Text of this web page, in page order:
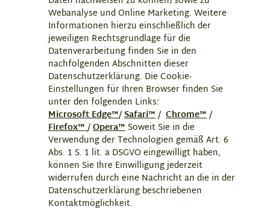
Webanalyse und Online Marketing. Weitere
Informationen hierzu einschließlich der
jeweiligen Rechtsgrundlage für die
Datenverarbeitung finden Sie in den
nachfolgenden Abschnitten dieser
Datenschutzerklärung. Die Cookie-
Einstellungen für Ihren Browser finden Sie
unter den folgenden Links:
Microsoft Edge™/Safari™/ Chrome™/
Firefox™/Opera™ Soweit Sie in die
Verwendung der Technologien gemäß Art. 6
Abs. 1 S. 1 lit. a DSGVO eingewilligt haben,
können Sie Ihre Einwilligung jederzeit
widerrufen durch eine Nachricht an die in der
Datenschutzerklärung beschriebenen
Kontaktmöglichkeit.